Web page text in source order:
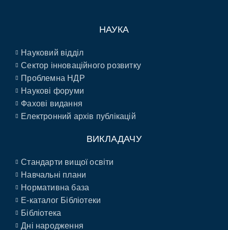
НАУКА
Науковий відділ
Сектор інноваційного розвитку
Проблемна НДР
Наукові форуми
Фахові видання
Електронний архів публікацій
ВИКЛАДАЧУ
Стандарти вищої освіти
Навчальні плани
Нормативна база
E-каталог Бібліотеки
Бібліотека
Дні народження